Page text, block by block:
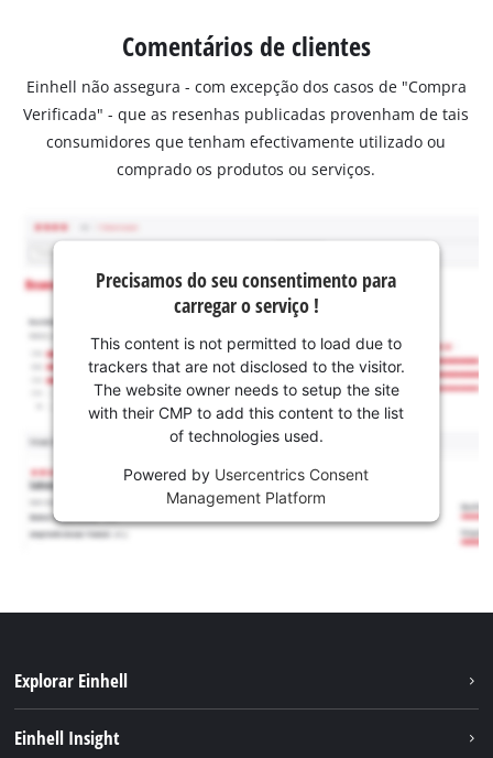
Comentários de clientes
Einhell não assegura - com excepção dos casos de "Compra
Verificada" - que as resenhas publicadas provenham de tais
consumidores que tenham efectivamente utilizado ou
comprado os produtos ou serviços.
Precisamos do seu consentimento para
carregar o serviço !
This content is not permitted to load due to
trackers that are not disclosed to the visitor.
The website owner needs to setup the site
with their CMP to add this content to the list
of technologies used.
Powered by Usercentrics Consent
Management Platform
Explorar Einhell
Einhell Insight